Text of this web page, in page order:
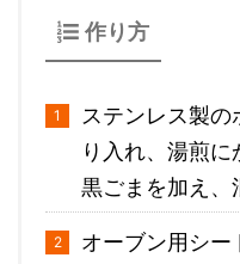
作り方
ステンレス製の
り入れ、湯煎に
黒ごまを加え、
オーブン用シー